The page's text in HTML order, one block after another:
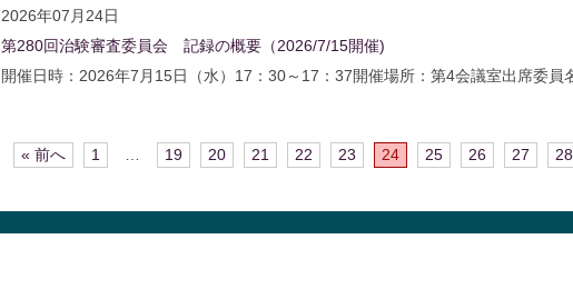
2026年07月24日
第280回治験審査委員会 記録の概要（2026/7/15開催)
開催日時：2026年7月15日（水）17：30～17：37開催場所：第4会議室出席委
« 前へ 1 19 20 21 22 23 24 25 26 27 28